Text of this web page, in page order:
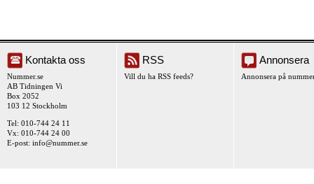
Kontakta oss
Nummer.se
AB Tidningen Vi
Box 2052
103 12 Stockholm
Tel: 010-744 24 11
Vx: 010-744 24 00
E-post: info@nummer.se
RSS
Vill du ha RSS feeds?
Annonsera
Annonsera på